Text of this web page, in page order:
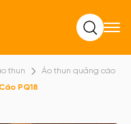
Tìm kiếm
thun
Áo thun quảng cáo
PQ18